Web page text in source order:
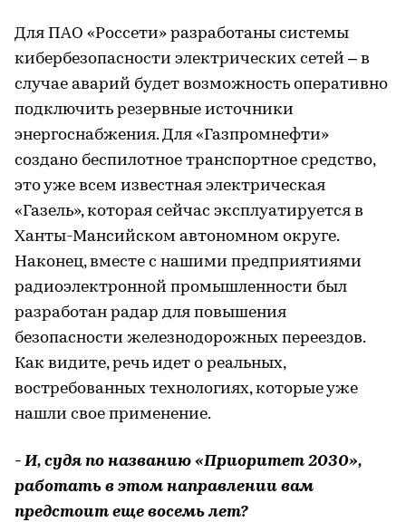
Для ПАО «Россети» разработаны системы
кибербезопасности электрических сетей – в
случае аварий будет возможность оперативно
подключить резервные источники
энергоснабжения. Для «Газпромнефти»
создано беспилотное транспортное средство,
это уже всем известная электрическая
«Газель», которая сейчас эксплуатируется в
Ханты-Мансийском автономном округе.
Наконец, вместе с нашими предприятиями
радиоэлектронной промышленности был
разработан радар для повышения
безопасности железнодорожных переездов.
Как видите, речь идет о реальных,
востребованных технологиях, которые уже
нашли свое применение.
- И, судя по названию «Приоритет 2030»,
работать в этом направлении вам
предстоит еще восемь лет?